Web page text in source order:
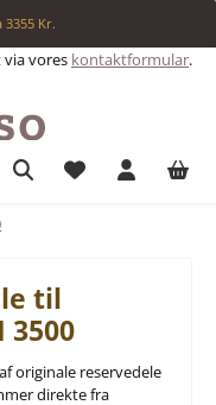
Kr.
vores kontaktformular.
Du har 0
til
originale reservedele
direkte fra